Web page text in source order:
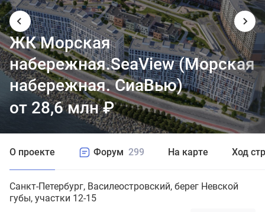
О проекте Форум 299 На карте Ход
Санкт-Петербург Василеостровский берег Невской
губы, участки 12-15
ЖК Морская
набережная.SeaView (Морская
набережная. СиаВью)
от 28,6 млн₽